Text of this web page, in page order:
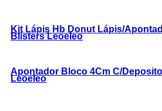
Kit Lápis Hb Donut Lápis/
Blisters Leoeleo
Apontador Bloco 4Cm C/
Leoeleo